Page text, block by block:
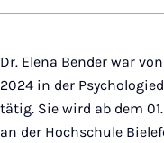
Dr. Elena Bender war
2024 in der
tätig. Sie wird ab dem
an der Hochschule